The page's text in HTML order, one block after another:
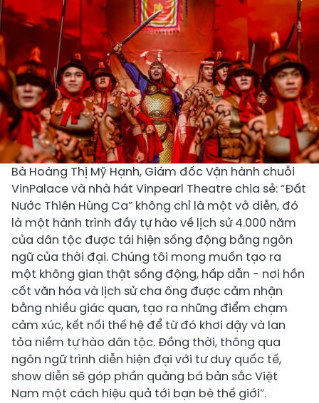
Bà Hoàng Thị Mỹ Hạnh, Giám đốc Vận hành chuỗi
VinPalace và nhà hát Vinpearl Theatre chia sẻ: “Đất
Nước Thiên Hùng Ca” không chỉ là một vở diễn, đó
là một hành trình đầy tự hào về lịch sử 4.000 năm
của dân tộc được tái hiện sống động bằng ngôn
ngữ của thời đại. Chúng tôi mong muốn tạo ra
một không gian thật sống động, hấp dẫn - nơi hồn
cốt văn hóa và lịch sử cha ông được cảm nhận
bằng nhiều giác quan, tạo ra những điểm chạm
cảm xúc, kết nối thế hệ để từ đó khơi dậy và lan
tỏa niềm tự hào dân tộc. Đồng thời, thông qua
ngôn ngữ trình diễn hiện đại với tư duy quốc tế,
show diễn sẽ góp phần quảng bá bản sắc Việt
Nam một cách hiệu quả tới bạn bè thế giới”.